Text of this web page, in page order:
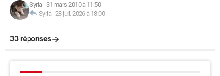
Syria - 31 mars 2010 à 11:50
Syria -28 juil. 2026 à 18:00
33 réponses